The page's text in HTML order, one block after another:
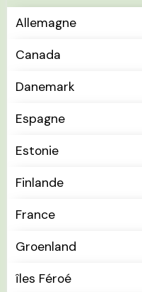
Allemagne
Canada
Danemark
Espagne
Estonie
Finlande
France
Groenland
îles Féroé